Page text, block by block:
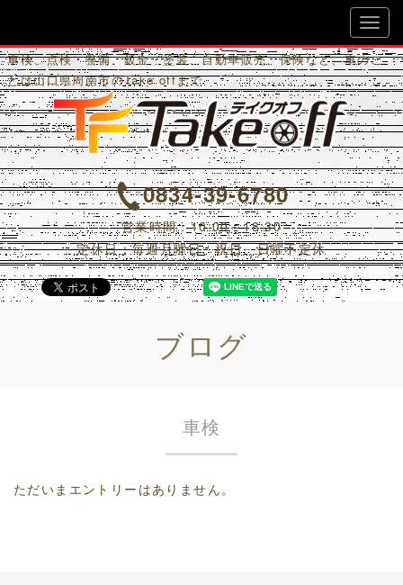
車検、点検・整備、鈑金・塗装、自動車販売、保険など、車のこ
とは山口県周南市のTake offまで
0834-39-6780
営業時間：10:00～18:30
定休日：毎週月曜日、祝日、日曜不定休
ブログ
車検
ただいまエントリーはありません。